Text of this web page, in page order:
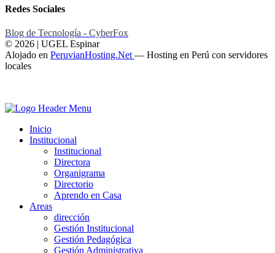
Redes Sociales
Blog de Tecnología - CyberFox
© 2026 | UGEL Espinar
Alojado en PeruvianHosting.Net — Hosting en Perú con servidores
locales
Inicio
Institucional
Institucional
Directora
Organigrama
Directorio
Aprendo en Casa
Areas
dirección
Gestión Institucional
Gestión Pedagógica
Gestión Administrativa